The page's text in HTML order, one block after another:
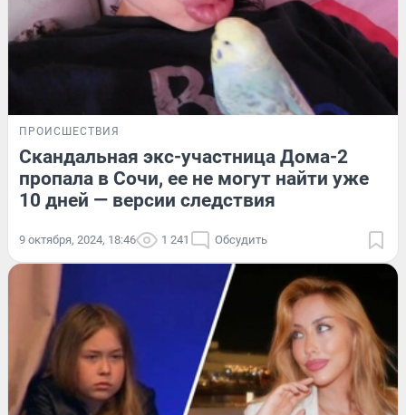
ПРОИСШЕСТВИЯ
Скандальная экс-участница Дома-2
пропала в Сочи, ее не могут найти уже
10 дней — версии следствия
9 октября, 2024, 18:46 1 241 Обсудить